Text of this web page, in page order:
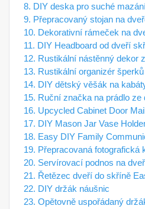
8. DIY deska pro suché
9. Přepracovaný stojan na
10. Dekorativní rámeček na
11. DIY Headboard od dveří
12. Rustikální nástěnný dekor
13. Rustikální organizér šperků
14. DIY dětský věšák na
15. Ruční značka na prádlo
16. Upcycled Cabinet Door
17. DIY Mason Jar Vase
18. Easy DIY Family
19. Přepracovaná fotografická
20. Servírovací podnos na
21. Řetězec dveří do skříně
22. DIY držák náušnic
23. Opětovně uspořádaný